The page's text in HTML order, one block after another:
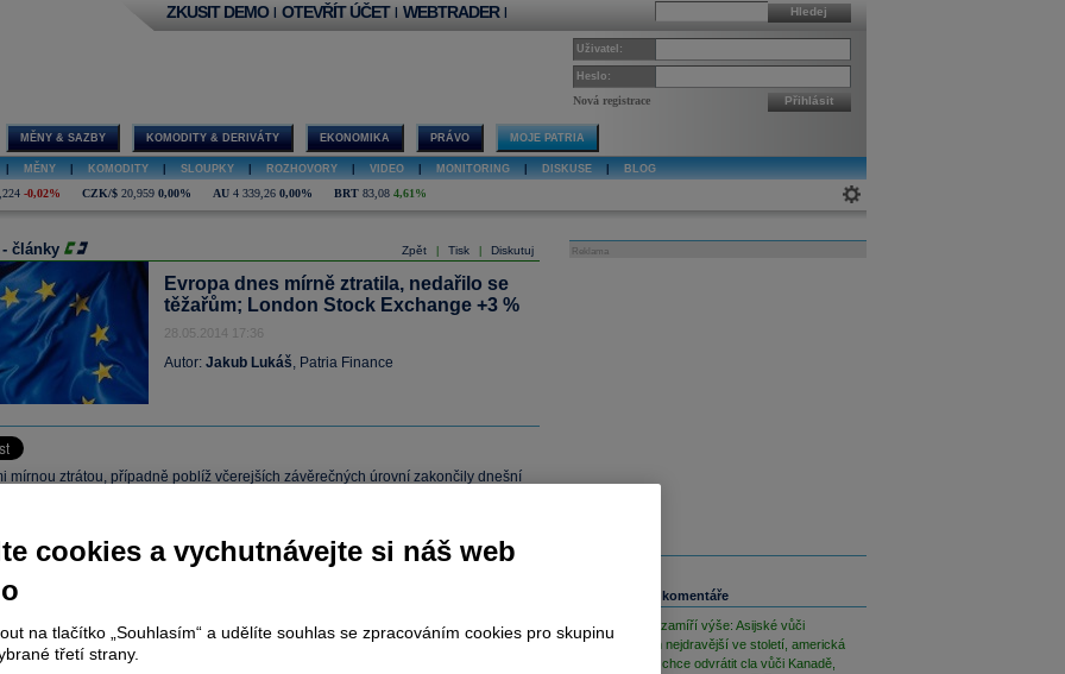
Hledej
ZKUSIT DEMO | OTEVŘÍT ÚČET | WEBTRADER |
Uživatel:
Heslo:
Nová registrace Přihlásit
MĚNY & SAZBY KOMODITY & DERIVÁTY EKONOMIKA PRÁVO MOJE PATRIA
MĚNY KOMODITY SLOUPKY ROZHOVORY VIDEO MONITORING DISKUSE BLOG
-0,02% CZK/$ 20,959 0,00% AU 4 339,26 0,00% BRT 83,08 4,61%
Zpět Tisk Diskutuj
- články
Evropa dnes mírně ztratila, nedařilo se
těžařům; London Stock Exchange +3 %
28.05.2014 17:36
Autor: Jakub Lukáš, Patria Finance
mírnou ztrátou, případně poblíž včerejších závěrečných úrovní zakončily dnešní
Pluspřípadně uživatelům platformy Patria Direct. Pokud jste klientem
služeb, potom je nutné se
Reklama
Související komentáře
Trhy dnes zamíří výše: Asijské vůči
americkým nejdravější ve století, americká
sněmovna chce odvrátit cla vůči Kanadě,
cookies a vychutnávejte si náš web
na tlačítko „Souhlasím“ a udělíte souhlas se zpracováním cookies pro skupinu
třetí strany.